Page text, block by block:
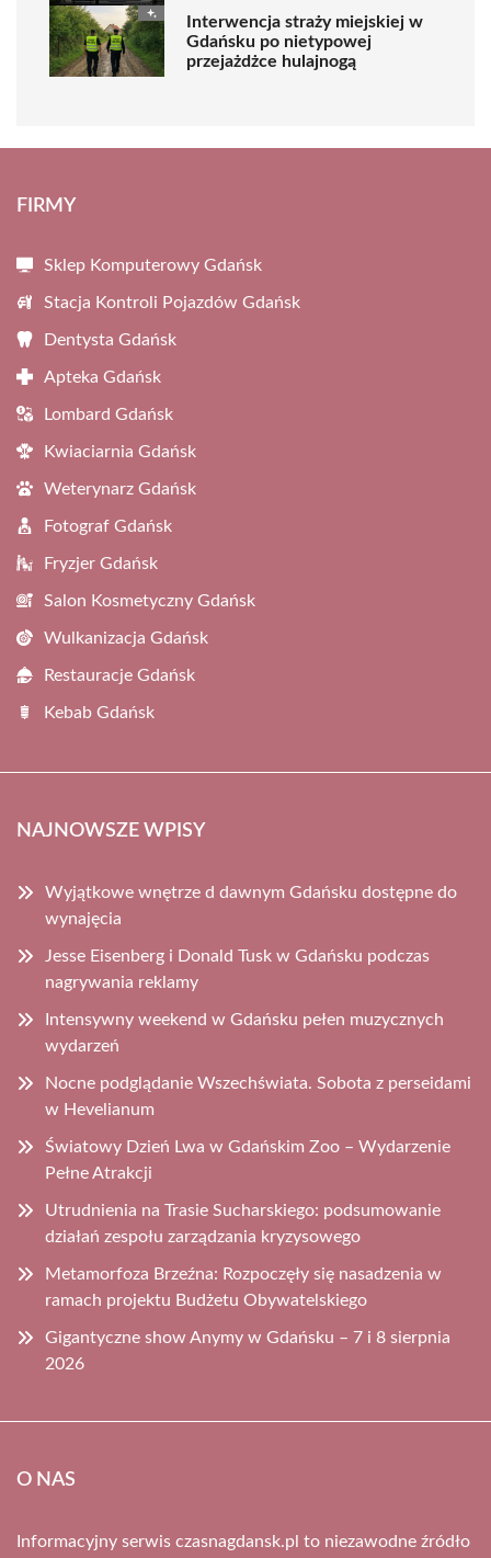
Interwencja straży miejskiej w
Gdańsku po nietypowej
przejażdżce hulajnogą
FIRMY
Sklep Komputerowy Gdańsk
Stacja Kontroli Pojazdów Gdańsk
Dentysta Gdańsk
Apteka Gdańsk
Lombard Gdańsk
Kwiaciarnia Gdańsk
Weterynarz Gdańsk
Fotograf Gdańsk
Fryzjer Gdańsk
Salon Kosmetyczny Gdańsk
Wulkanizacja Gdańsk
Restauracje Gdańsk
Kebab Gdańsk
NAJNOWSZE WPISY
Wyjątkowe wnętrze d dawnym Gdańsku dostępne do
wynajęcia
Jesse Eisenberg i Donald Tusk w Gdańsku podczas
nagrywania reklamy
Intensywny weekend w Gdańsku pełen muzycznych
wydarzeń
Nocne podglądanie Wszechświata. Sobota z perseidami
w Hevelianum
Światowy Dzień Lwa w Gdańskim Zoo – Wydarzenie
Pełne Atrakcji
Utrudnienia na Trasie Sucharskiego: podsumowanie
działań zespołu zarządzania kryzysowego
Metamorfoza Brzeźna: Rozpoczęły się nasadzenia w
ramach projektu Budżetu Obywatelskiego
Gigantyczne show Anymy w Gdańsku – 7 i 8 sierpnia
2026
O NAS
Informacyjny serwis czasnagdansk.pl to niezawodne źródło